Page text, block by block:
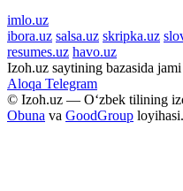
imlo.uz
ibora.uz salsa.uz skripka.uz
resumes.uz havo.uz
Izoh.uz saytining bazasida jami
Aloqa Telegram
© Izoh.uz — O‘zbek tilining
Obuna va GoodGroup loyihasi.